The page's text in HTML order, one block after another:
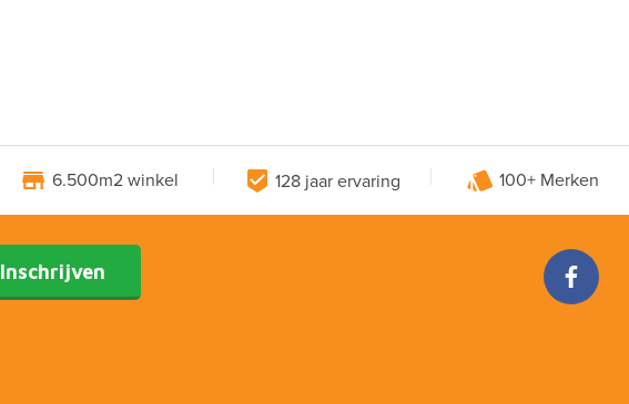
6.500m2 winkel 128 jaar ervaring 100+ Merken
Inschrijven